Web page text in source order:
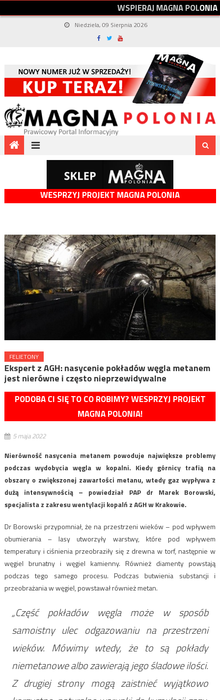
WSPIERAJMAGNAPOLONIA
Niedziela, 09 Sierpnia 2026
WESPRZYJ PROJEKT MAGNA POLONIA
FELIETONY
Ekspert z AGH: nasycenie pokładów węgla metanem
jest nierówne i często nieprzewidywalne
PODOBA CI SIĘ TO CO ROBIMY? WESPRZYJ PROJEKT
MAGNA POLONIA!
5 maja 2022
Nierówność nasycenia metanem powoduje największe problemy
podczas wydobycia węgla w kopalni. Kiedy górnicy trafią na
obszary o zwiększonej zawartości metanu, wtedy gaz wypływa z
dużą intensywnością – powiedział PAP dr Marek Borowski,
specjalista z zakresu wentylacji kopalń z AGH w Krakowie.
Dr Borowski przypomniał, że na przestrzeni wieków – pod wpływem
obumierania – lasy utworzyły warstwy, które pod wpływem
temperatury i ciśnienia przeobraziły się z drewna w torf, następnie w
węgiel brunatny i węgiel kamienny. Również diamenty powstają
podczas tego samego procesu. Podczas butwienia substancji i
przeobrażania w węgiel, powstawał również metan.
„Część pokładów węgla może w sposób
samoistny ulec odgazowaniu na przestrzeni
wieków. Mówimy wtedy, że to są pokłady
niemetanowe albo zawierają jego śladowe ilości.
Z drugiej strony mogą zaistnieć wyjątkowo